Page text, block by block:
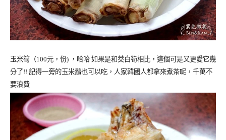
玉米筍（100元，份) ，哈哈 如果是和茭白筍相比，這個可是又更愛它幾
分了!! 記得一旁的玉米鬚也可以吃，人家韓國人都拿來煮茶呢，千萬不
要浪費